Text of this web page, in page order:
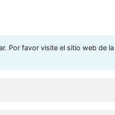
Por favor visite el sitio web de